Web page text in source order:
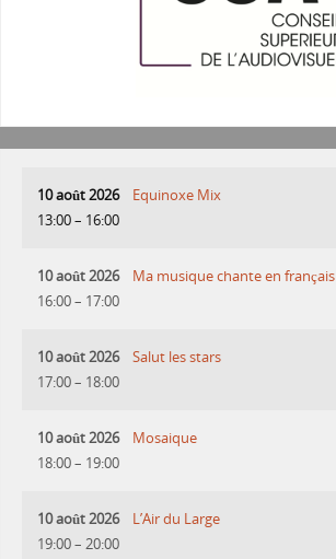
10 août 2026
13:00– 16:00
Equinoxe Mix
10 août 2026
16:00– 17:00
Ma musique chante en français
10 août 2026
17:00– 18:00
Salut les stars
10 août 2026
18:00– 19:00
Mosaique
10 août 2026
19:00– 20:00
L’Air du Large